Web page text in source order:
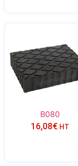
B080
16,08€ HT